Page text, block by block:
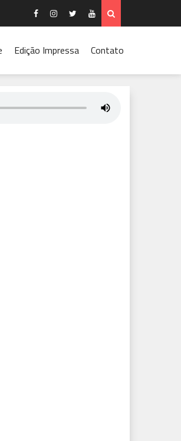
Edição Impressa Contato